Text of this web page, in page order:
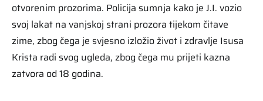
otvorenim prozorima. Policija sumnja kako je J.I. vozio
svoj lakat na vanjskoj strani prozora tijekom čitave
zime, zbog čega je svjesno izložio život i zdravlje Isusa
Krista radi svog ugleda, zbog čega mu prijeti kazna
zatvora od 18 godina.